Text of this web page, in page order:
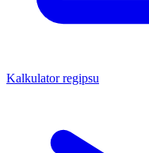
Kalkulator regipsu